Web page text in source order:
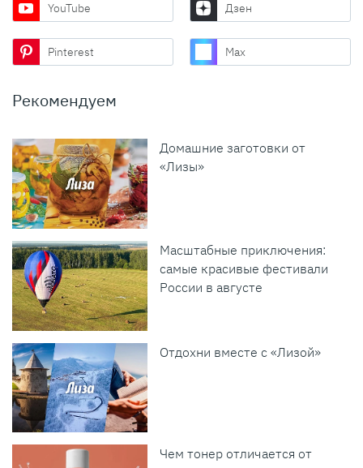
YouTube Дзен
Pinterest Max
Рекомендуем
Домашние заготовки от
«Лизы»
Масштабные приключения:
самые красивые фестивали
России в августе
Отдохни вместе с «Лизой»
Чем тонер отличается от